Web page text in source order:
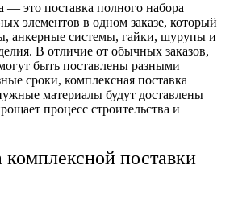
— это поставка полного набора
элементов в одном заказе, который
анкерные системы, гайки, шурупы и
В отличие от обычных заказов,
быть поставлены разными
сроки, комплексная поставка
материалы будут доставлены
процесс строительства и
поставки